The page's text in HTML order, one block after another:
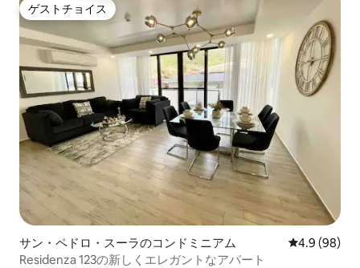
ゲストチョイス
ゲストチョイス
サン・ペドロ・スーラのコンドミニアム レビュー98
4.9 (98)
Residenza 123の新しくエレガントなアパート